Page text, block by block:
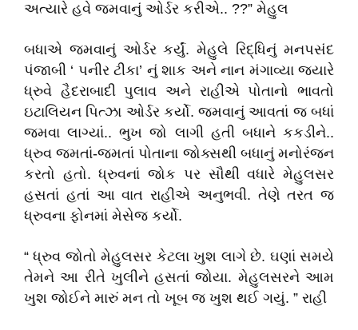
અત્યારે હવે જમવાનું ઓર્ડર કરીએ.. ??” મેહુલ
બધાએ જમવાનું ઓર્ડર કર્યું. મેહુલે રિદ્ધિનું મનપસંદ
પંજાબી ‘ પનીર ટીકા’ નું શાક અને નાન મંગાવ્યા જ્યારે
ધ્રુવે હૈદરાબાદી પુલાવ અને રાહીએ પોતાનો ભાવતો
ઇટાલિયન પિત્ઝા ઓર્ડર કર્યો. જમવાનું આવતાં જ બધાં
જમવા લાગ્યાં.. ભુખ જો લાગી હતી બધાને કકડીને..
ધ્રુવ જમતાં-જમતાં પોતાના જોક્સથી બધાનું મનોરંજન
કરતો હતો. ધ્રુવનાં જોક પર સૌથી વધારે મેહુલસર
હસતાં હતાં આ વાત રાહીએ અનુભવી. તેણે તરત જ
ધ્રુવના ફોનમાં મેસેજ કર્યો.
“ ધ્રુવ જોતો મેહુલસર કેટલા ખુશ લાગે છે. ઘણાં સમયે
તેમને આ રીતે ખુલીને હસતાં જોયા. મેહુલસરને આમ
ખુશ જોઈને મારું મન તો ખૂબ જ ખુશ થઈ ગયું. ” રાહી